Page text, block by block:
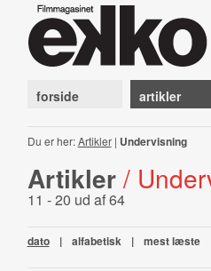
forside artikler
Du er her:Artikler| Undervisning
Artikler /
11 - 20 ud af 64
dato | alfabetisk | mest læste